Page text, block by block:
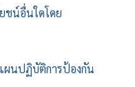
ชน์อื่นใดโดย
ผนปฏิบัติการป้องกัน